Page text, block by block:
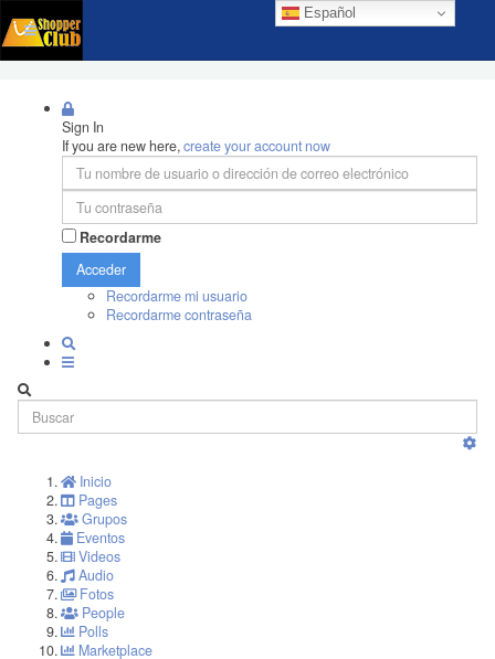
Español
Sign In
If you are new here,create your account now
Recordarme
Acceder
Recordarme mi usuario
Recordarme contraseña
Inicio
Pages
Grupos
Eventos
Videos
Audio
Fotos
People
Polls
Marketplace